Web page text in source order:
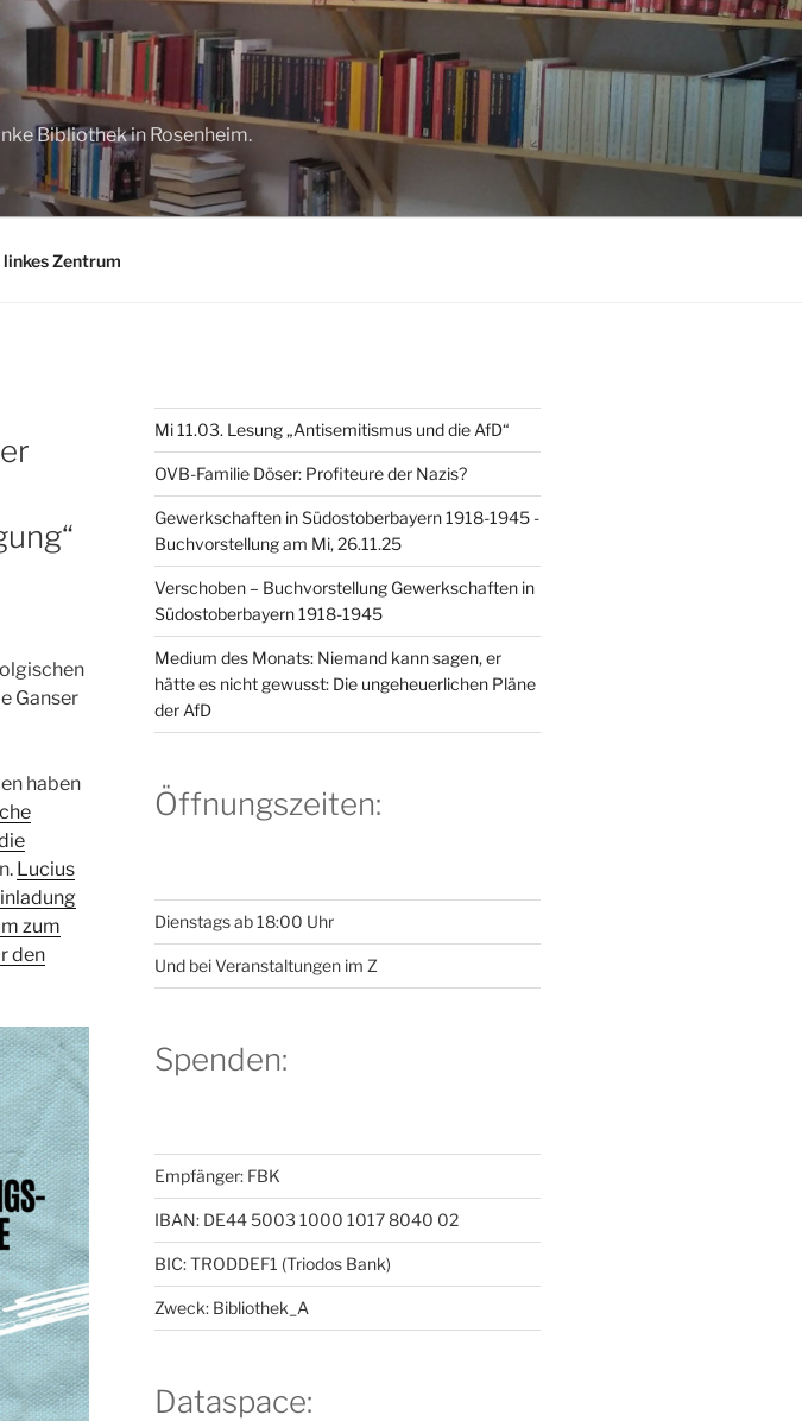
Bibliothek in Rosenheim.
linkes Zentrum
Ganser
haben
Lucius
zum
den
Mi 11.03. Lesung „Antisemitismus und die AfD“
OVB-Familie Döser: Profiteure der Nazis?
Gewerkschaften in Südostoberbayern 1918-1945 -
Buchvorstellung am Mi, 26.11.25
Verschoben – Buchvorstellung Gewerkschaften in
Südostoberbayern 1918-1945
Medium des Monats: Niemand kann sagen, er
hätte es nicht gewusst: Die ungeheuerlichen Pläne
der AfD
Öffnungszeiten:
Dienstags ab 18:00 Uhr
Und bei Veranstaltungen im Z
Spenden:
Empfänger: FBK
IBAN: DE44 5003 1000 1017 8040 02
BIC: TRODDEF1 (Triodos Bank)
Zweck: Bibliothek_A
Dataspace: